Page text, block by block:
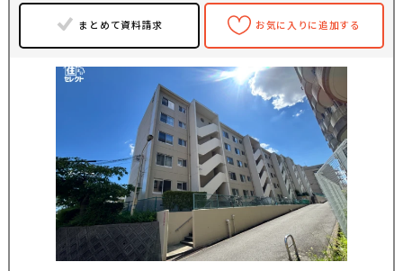
まとめて資料請求 お気に入りに追加する